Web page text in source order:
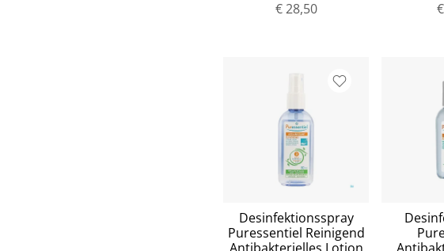
€ 28,50
Desinfektionsspray
Puressentiel Reinigend